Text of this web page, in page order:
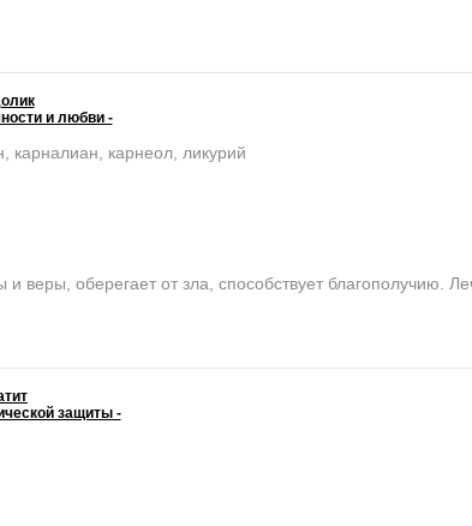
и любви -
карналиан, карнеол, ликурий
оберегает от зла, способствует благополучию.
защиты -